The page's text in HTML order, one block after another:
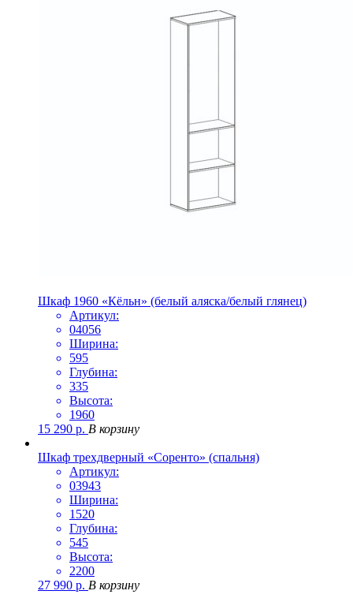
Шкаф 1960 «Кёльн» (белый аляска/белый глянец)
Артикул:
04056
Ширина:
595
Глубина:
335
Высота:
1960
15 290 р. В корзину
Шкаф трехдверный «Соренто» (спальня)
Артикул:
03943
Ширина:
1520
Глубина:
545
Высота:
2200
27 990 р. В корзину